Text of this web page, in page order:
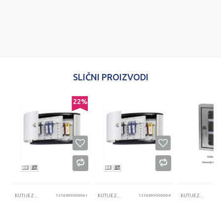
POŠALJI
SLIČNI PROIZVODI
22%
1216899000061 1216899000064